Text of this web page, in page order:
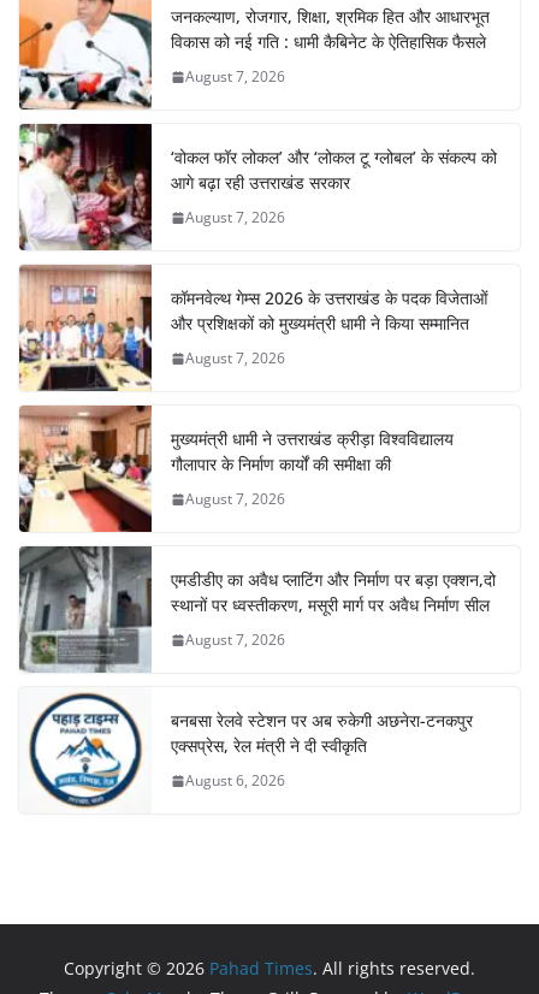
जनकल्याण, रोजगार, शिक्षा, श्रमिक हित और आधारभूत
विकास को नई गति : धामी कैबिनेट के ऐतिहासिक फैसले
August 7, 2026
‘वोकल फॉर लोकल’ और ‘लोकल टू ग्लोबल’ के संकल्प को
आगे बढ़ा रही उत्तराखंड सरकार
August 7, 2026
कॉमनवेल्थ गेम्स 2026 के उत्तराखंड के पदक विजेताओं
और प्रशिक्षकों को मुख्यमंत्री धामी ने किया सम्मानित
August 7, 2026
मुख्यमंत्री धामी ने उत्तराखंड क्रीड़ा विश्वविद्यालय
गौलापार के निर्माण कार्यों की समीक्षा की
August 7, 2026
एमडीडीए का अवैध प्लाटिंग और निर्माण पर बड़ा एक्शन,दो
स्थानों पर ध्वस्तीकरण, मसूरी मार्ग पर अवैध निर्माण सील
August 7, 2026
बनबसा रेलवे स्टेशन पर अब रुकेगी अछनेरा-टनकपुर
एक्सप्रेस, रेल मंत्री ने दी स्वीकृति
August 6, 2026
Copyright © 2026 Pahad Times. All rights reserved.